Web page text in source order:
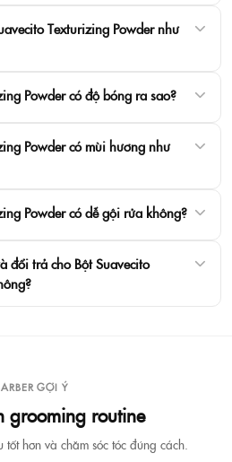
Texturizing Powder như
Powder có độ bóng ra sao?
Powder có mùi hương như
Powder có dễ gội rửa không?
đổi trả cho Bột Suavecito
GỢI Ý
grooming routine
tốt hơn và chăm sóc tóc đúng cách.